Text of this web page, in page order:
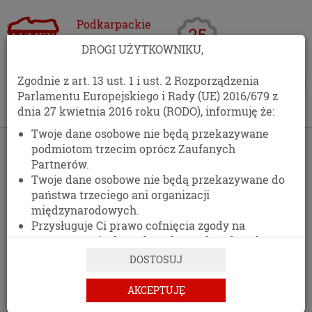
Podkarpackie
Centrum
Opakowań
DROGI UŻYTKOWNIKU,
Zgodnie z art. 13 ust. 1 i ust. 2 Rozporządzenia
Parlamentu Europejskiego i Rady (UE) 2016/679 z
dnia 27 kwietnia 2016 roku (RODO), informuję że:
Twoje dane osobowe nie będą przekazywane
podmiotom trzecim oprócz Zaufanych
Partnerów.
Twoje dane osobowe nie będą przekazywane do
państwa trzeciego ani organizacji
międzynarodowych.
Przysługuje Ci prawo cofnięcia zgody na
przetwarzanie danych osobowych w dowolnym
momencie, bez wpływu na zgodność z prawem
zgody przed jej cofnięciem.
Posiadasz prawo dostępu do treści swoich
DOSTOSUJ
AKCEPTUJĘ